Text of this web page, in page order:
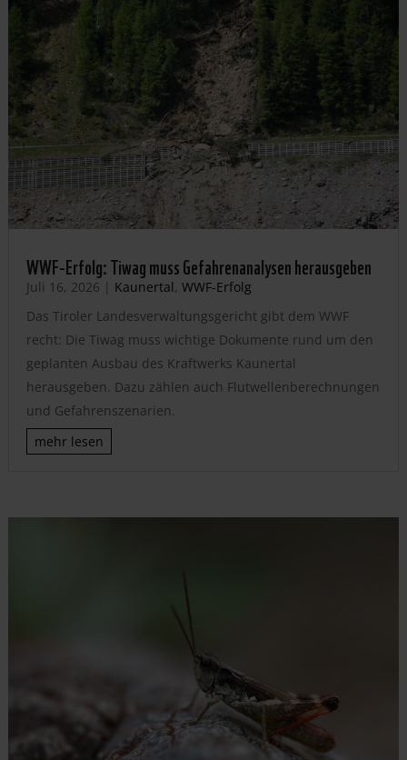
WWF-Erfolg: Tiwag muss Gefahrenanalysen herausgeben
Juli 16, 2026 | Kaunertal, WWF-Erfolg
Das Tiroler Landesverwaltungsgericht gibt dem WWF
recht: Die Tiwag muss wichtige Dokumente rund um den
geplanten Ausbau des Kraftwerks Kaunertal
herausgeben. Dazu zählen auch Flutwellenberechnungen
und Gefahrenszenarien.
mehr lesen